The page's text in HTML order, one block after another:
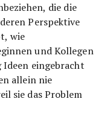
die die
Perspektive
wie
und Kollegen
Ideen eingebracht
allein nie
sie das Problem